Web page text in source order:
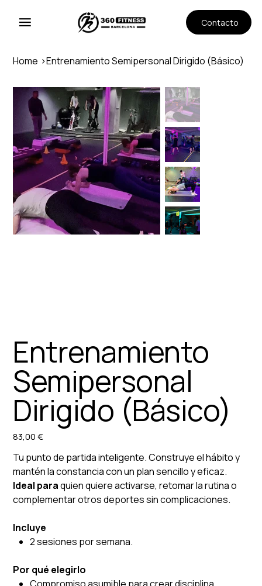
Contacto
Home >Entrenamiento Semipersonal Dirigido (Básico)
Entrenamiento
Semipersonal
Dirigido (Básico)
Precio
83,00 €
Tu punto de partida inteligente. Construye el hábito y
mantén la constancia con un plan sencillo y eficaz.
Ideal paraquien quiere activarse, retomar la rutina o
complementar otros deportes sin complicaciones.
Incluye
2 sesiones por semana.
Por qué elegirlo